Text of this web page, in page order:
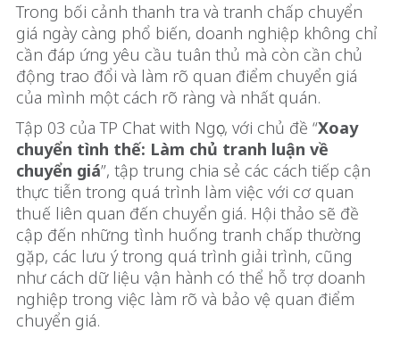
Trong bối cảnh thanh tra và tranh chấp chuyển
giá ngày càng phổ biến, doanh nghiệp không chỉ
cần đáp ứng yêu cầu tuân thủ mà còn cần chủ
động trao đổi và làm rõ quan điểm chuyển giá
của mình một cách rõ ràng và nhất quán.
Tập 03 của TP Chat with Ngọc, với chủ đề “Xoay
chuyển tình thế: Làm chủ tranh luận về
chuyển giá”, tập trung chia sẻ các cách tiếp cận
thực tiễn trong quá trình làm việc với cơ quan
thuế liên quan đến chuyển giá. Hội thảo sẽ đề
cập đến những tình huống tranh chấp thường
gặp, các lưu ý trong quá trình giải trình, cũng
như cách dữ liệu vận hành có thể hỗ trợ doanh
nghiệp trong việc làm rõ và bảo vệ quan điểm
chuyển giá.